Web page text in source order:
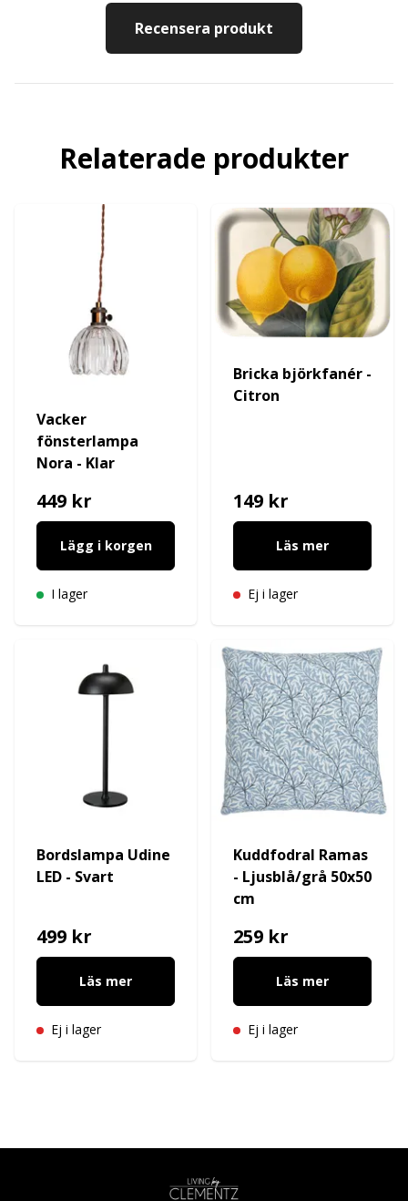
Recensera produkt
Relaterade produkter
Vacker
fönsterlampa
Nora - Klar
449 kr
Lägg i korgen
I lager
Bricka björkfanér -
Citron
149 kr
Läs mer
Ej i lager
Bordslampa Udine
LED - Svart
499 kr
Läs mer
Ej i lager
Kuddfodral Ramas
- Ljusblå/grå 50x50
cm
259 kr
Läs mer
Ej i lager